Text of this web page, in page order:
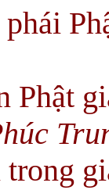
phái
Phật